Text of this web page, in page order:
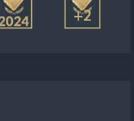
+2